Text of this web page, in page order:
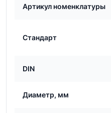
Артикул номенклатуры
Стандарт
DIN
Диаметр, мм